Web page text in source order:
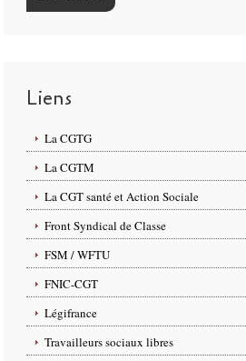
Liens
La CGTG
La CGTM
La CGT santé et Action Sociale
Front Syndical de Classe
FSM / WFTU
FNIC-CGT
Légifrance
Travailleurs sociaux libres